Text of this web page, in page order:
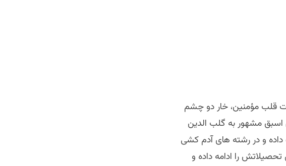
قلب مؤمنين، خار دو چشم
اسبق مشهور به گلب الدين
داده و در رشته های آدم کشی
را ادامه داده و